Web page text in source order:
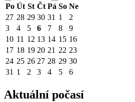
Po Út St Čt Pá So Ne
27 28 29 30 31 1
2
3
4 5 6 7 8
9
10 11 12 13 14 15 16
17 18 19 20 21 22 23
24 25 26 27 28 29 30
31 1 2 3 4 5 6
Aktuální počasí